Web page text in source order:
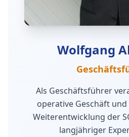
Wolfgang
Als Geschäftsführer
operative Geschäft
Weiterentwicklung der
langjähriger